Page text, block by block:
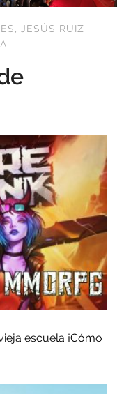
,
JESÚS RUIZ
escuela ¡Cómo